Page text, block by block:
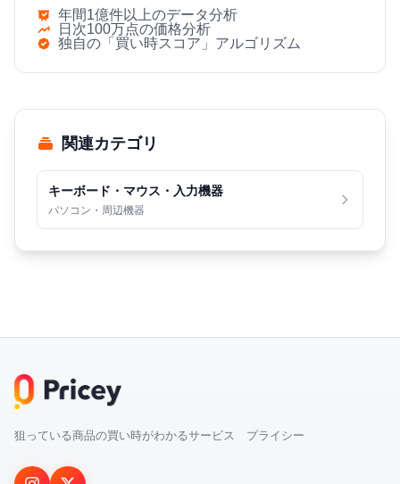
年間1億件以上のデータ分析
日次100万点の価格分析
独自の「買い時スコア」アルゴリズム
関連カテゴリ
キーボード・マウス・入力機器
パソコン・周辺機器
狙っている商品の買い時がわかるサービス プライシー